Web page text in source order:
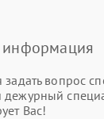
информация
задать вопрос
Вас!